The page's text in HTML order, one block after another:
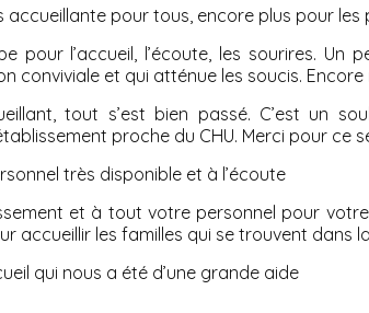
accueillante pour tous, encore plus pour les
pour l’accueil, l’écoute, les sourires.
conviviale et qui atténue les soucis.
tout s’est bien passé. C’est un
proche du CHU. Merci pour ce
très disponible et à l’écoute
et à tout votre personnel pour votre
accueillir les familles qui se trouvent dans
qui nous a été d’une grande aide